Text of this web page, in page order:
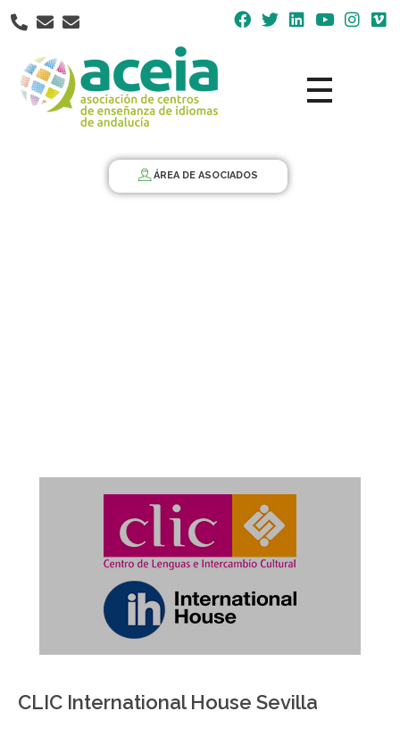
Nota:
este
web
incluye
ÁREA DE ASOCIADOS
CLIC International House Sevilla